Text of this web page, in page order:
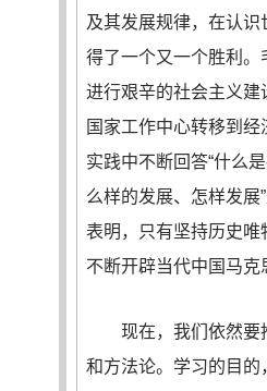
及其发展规律，在认
得了一个又一个胜利
进行艰辛的社会主义
国家工作中心转移到
实践中不断回答“什么
么样的发展、怎样发
表明，只有坚持历史
不断开辟当代中国马
现在，我们依然要推
和方法论。学习的目